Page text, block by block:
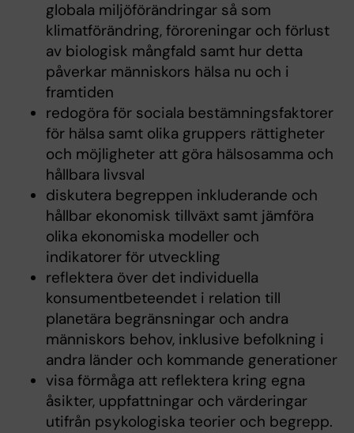
globala miljöförändringar så som
klimatförändring, föroreningar och förlust
av biologisk mångfald samt hur detta
påverkar människors hälsa nu och i
framtiden
redogöra för sociala bestämningsfaktorer
för hälsa samt olika gruppers rättigheter
och möjligheter att göra hälsosamma och
hållbara livsval
diskutera begreppen inkluderande och
hållbar ekonomisk tillväxt samt jämföra
olika ekonomiska modeller och
indikatorer för utveckling
reflektera över det individuella
konsumentbeteendet i relation till
planetära begränsningar och andra
människors behov, inklusive befolkning i
andra länder och kommande generationer
visa förmåga att reflektera kring egna
åsikter, uppfattningar och värderingar
utifrån psykologiska teorier och begrepp.